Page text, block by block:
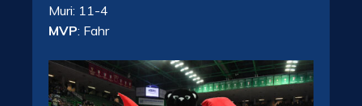
Muri: 11-4
MVP: Fahr